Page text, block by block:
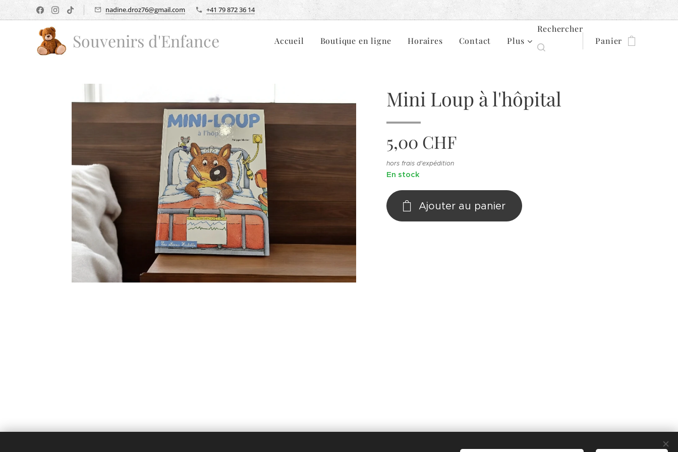
nadine.droz76@gmail.com +41 79 872 36 14
Souvenirs d'Enfance Accueil Boutique en ligne Horaires Contact Plus
Rechercher
Panier
Mini Loup à l'hôpital
5,00 CHF
hors frais d'expédition
En stock
Ajouter au panier